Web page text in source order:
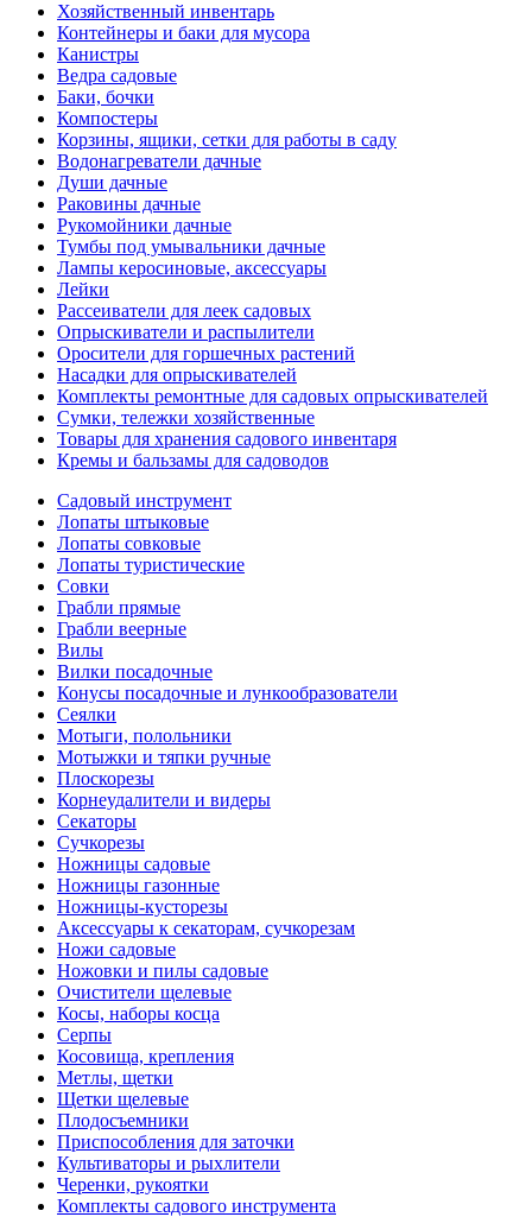
Хозяйственный инвентарь
Контейнеры и баки для мусора
Канистры
Ведра садовые
Баки, бочки
Компостеры
Корзины, ящики, сетки для работы в саду
Водонагреватели дачные
Души дачные
Раковины дачные
Рукомойники дачные
Тумбы под умывальники дачные
Лампы керосиновые, аксессуары
Лейки
Рассеиватели для леек садовых
Опрыскиватели и распылители
Оросители для горшечных растений
Насадки для опрыскивателей
Комплекты ремонтные для садовых опрыскивателей
Сумки, тележки хозяйственные
Товары для хранения садового инвентаря
Кремы и бальзамы для садоводов
Садовый инструмент
Лопаты штыковые
Лопаты совковые
Лопаты туристические
Совки
Грабли прямые
Грабли веерные
Вилы
Вилки посадочные
Конусы посадочные и лункообразователи
Сеялки
Мотыги, полольники
Мотыжки и тяпки ручные
Плоскорезы
Корнеудалители и видеры
Секаторы
Сучкорезы
Ножницы садовые
Ножницы газонные
Ножницы-кусторезы
Аксессуары к секаторам, сучкорезам
Ножи садовые
Ножовки и пилы садовые
Очистители щелевые
Косы, наборы косца
Серпы
Косовища, крепления
Метлы, щетки
Щетки щелевые
Плодосъемники
Приспособления для заточки
Культиваторы и рыхлители
Черенки, рукоятки
Комплекты садового инструмента